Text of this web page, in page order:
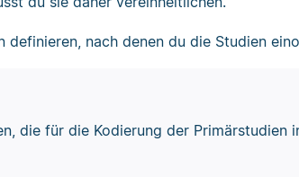
nach denen du die Studien
die für die Kodierung der Primärstudien